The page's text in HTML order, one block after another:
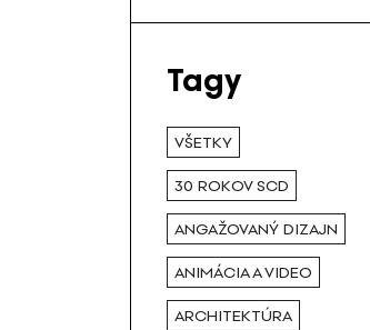
Tagy
VŠETKY
30 ROKOV SCD
ANGAŽOVANÝ DIZAJN
ANIMÁCIA A VIDEO
ARCHITEKTÚRA